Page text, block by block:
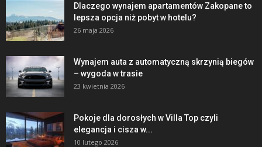
Dlaczego wynajem apartamentów Zakopane to
lepsza opcja niż pobyt w hotelu?
26 maja 2026
Wynajem auta z automatyczną skrzynią biegów
– wygoda w trasie
23 kwietnia 2026
Pokoje dla dorosłych w Villa Top czyli
elegancja i cisza w...
10 lutego 2026